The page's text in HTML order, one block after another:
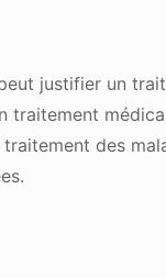
justifier un
traitement
des